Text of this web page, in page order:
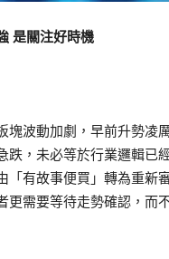
是關注好時機
塊波動加劇，早前升勢凌
跌，未必等於行業邏輯已
「有故事便買」轉為重新
更需要等待走勢確認，而